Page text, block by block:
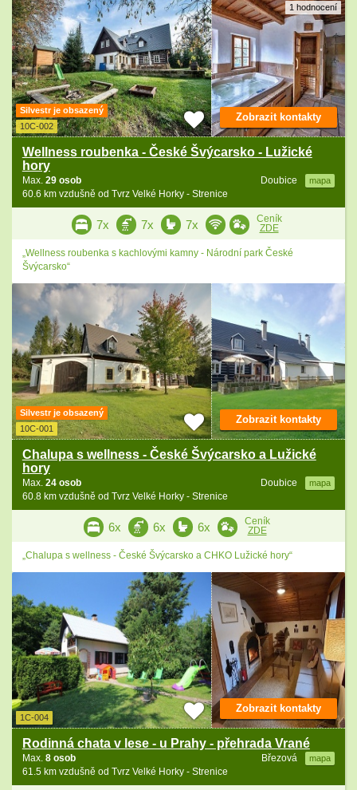
1 hodnocení
Silvestr je obsazený
10C-002
Wellness roubenka - České Švýcarsko - Lužické
hory
Doubice mapa
Max. 29 osob
60.6 km vzdušně od Tvrz Velké Horky - Strenice
Zobrazit kontakty
7x 7x 7x
Ceník
ZDE
„Wellness roubenka s kachlovými kamny - Národní park České
Švýcarsko“
Silvestr je obsazený
10C-001
Chalupa s wellness - České Švýcarsko a Lužické
hory
Doubice mapa
Max. 24 osob
60.8 km vzdušně od Tvrz Velké Horky - Strenice
Zobrazit kontakty
6x 6x 6x
Ceník
ZDE
„Chalupa s wellness - České Švýcarsko a CHKO Lužické hory“
1C-004
Rodinná chata v lese - u Prahy - přehrada Vrané
Březová mapa
Max. 8 osob
61.5 km vzdušně od Tvrz Velké Horky - Strenice
Zobrazit kontakty